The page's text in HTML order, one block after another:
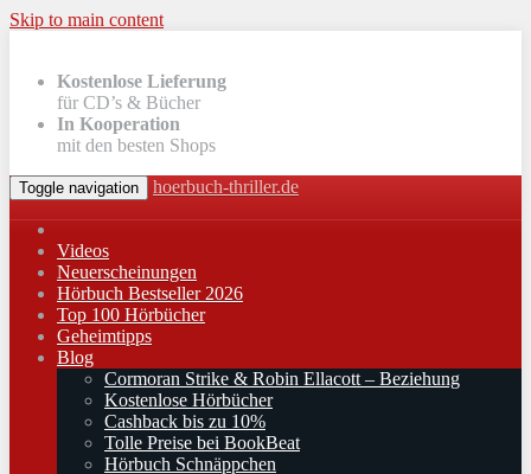
Skip to main content
Kostenlose Lieferung
für CD’s & Bücher
In Kooperation
mit den besten Shops
Toggle navigation hoerbuch-thriller.de
Videos
Neuerscheinungen
Hörbuch Bestseller 2026
Top 100 Hörbücher
Geheimtipps
Blog
Cormoran Strike & Robin Ellacott – Beziehung
Kostenlose Hörbücher
Cashback bis zu 10%
Tolle Preise bei BookBeat
Hörbuch Schnäppchen